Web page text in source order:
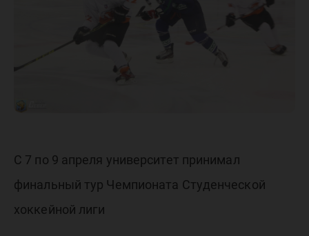
С 7 по 9 апреля университет принимал
финальный тур Чемпионата Студенческой
хоккейной лиги